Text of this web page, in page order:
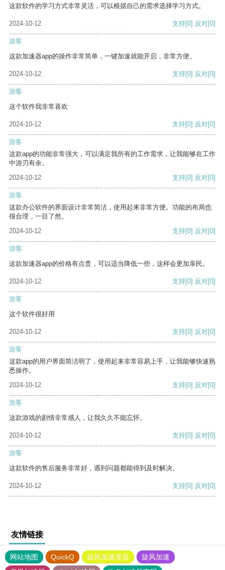
这款软件的学习方式非常灵活，可以根据自己的需求选择学习方式。
2024-10-12 支持[0] 反对[0]
游客
这款加速器app的操作非常简单，一键加速就能开启，非常方便。
2024-10-12 支持[0] 反对[0]
游客
这个软件我非常喜欢
2024-10-12 支持[0] 反对[0]
游客
这款app的功能非常强大，可以满足我所有的工作需求，让我能够在工作
中游刃有余。
2024-10-12
支持[0] 反对[0]
游客
这款办公软件的界面设计非常简洁，使用起来非常方便。功能的布局也
很合理，一目了然。
2024-10-12
支持[0] 反对[0]
游客
这款加速器app的价格有点贵，可以适当降低一些，这样会更加亲民。
2024-10-12 支持[0] 反对[0]
游客
这个软件很好用
2024-10-12 支持[0] 反对[0]
游客
这款app的用户界面简洁明了，使用起来非常容易上手，让我能够快速熟
悉操作。
2024-10-12
支持[0] 反对[0]
游客
这款游戏的剧情非常感人，让我久久不能忘怀。
2024-10-12 支持[0] 反对[0]
游客
这款软件的售后服务非常好，遇到问题都能得到及时解决。
2024-10-12 支持[0] 反对[0]
友情链接
网站地图 QuickQ 旋风加速度器
旋风加速